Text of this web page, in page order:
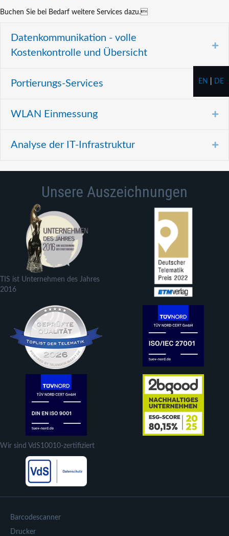
Buchen Sie bei Bedarf weitere Services dazu.
Datenkommunikation - volle
Kostenkontrolle und Übersicht
Portierungs-Services
WLAN Einmessung
Analyse der IT-Infrastruktur
Unsere Auszeichnungen
TIS ist Unternehmen des Jahres
2016
Wir sind VdS10010-zertifiziert
Barcodescanner
Drucker
EN DE